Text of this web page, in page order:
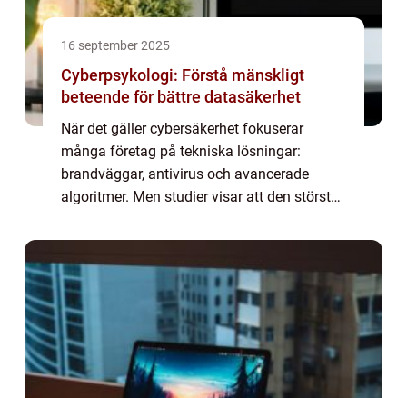
16 september 2025
Cyberpsykologi: Förstå mänskligt
beteende för bättre datasäkerhet
När det gäller cybersäkerhet fokuserar
många företag på tekniska lösningar:
brandväggar, antivirus och avancerade
algoritmer. Men studier visar att den största